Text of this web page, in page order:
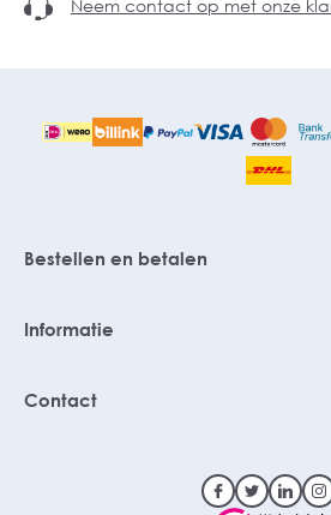
Neem contact op met onze
Bestellen en betalen
Informatie
Contact